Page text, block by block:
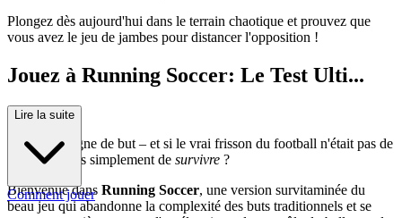
Plongez dès aujourd'hui dans le terrain chaotique et prouvez que
vous avez le jeu de jambes pour distancer l'opposition !
Jouez à Running Soccer: Le Test Ulti...
me d'Agilité
Oubliez la ligne de but – et si le vrai frisson du football n'était pas de
marquer, mais simplement de survivre ?
Bienvenue dans Running Soccer, une version survitaminée du
beau jeu qui abandonne la complexité des buts traditionnels et se
Lire la suite
Comment jouer